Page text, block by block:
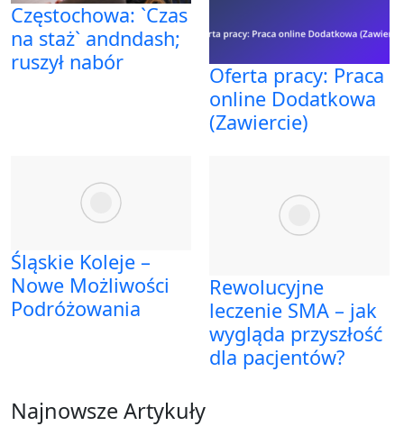
Częstochowa: `Czas
na staż` andndash;
ruszył nabór
Oferta pracy: Praca
online Dodatkowa
(Zawiercie)
Śląskie Koleje –
Nowe Możliwości
Podróżowania
Rewolucyjne
leczenie SMA – jak
wygląda przyszłość
dla pacjentów?
Najnowsze Artykuły